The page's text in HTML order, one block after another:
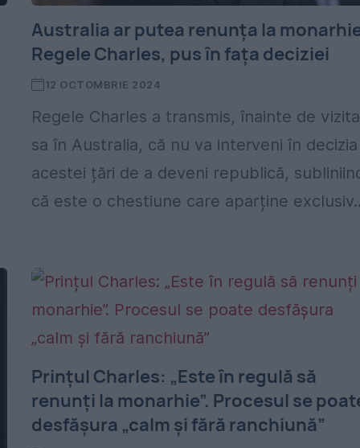
Australia ar putea renunța la
Regele Charles, pus în fața deciziei
12 OCTOMBRIE 2024
Regele Charles a transmis, înainte de vizita
sa în Australia, că nu va interveni în decizia
acestei țări de a deveni republică,
că este o chestiune care aparține
Prințul Charles: „Este în regulă să
renunți la monarhie”. Procesul se
desfășura „calm și fără ranchiună”